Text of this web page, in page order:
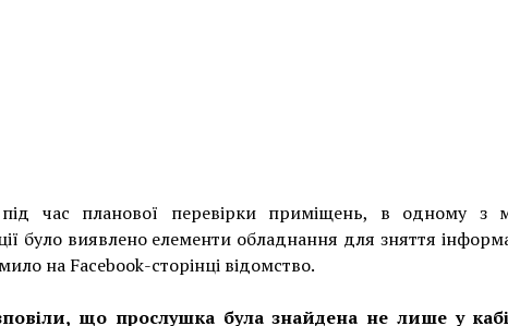
час планової перевірки приміщень, в одному з
було виявлено елементи обладнання для зняття
на Facebook-сторінці відомство.
що прослушка була знайдена не лише у